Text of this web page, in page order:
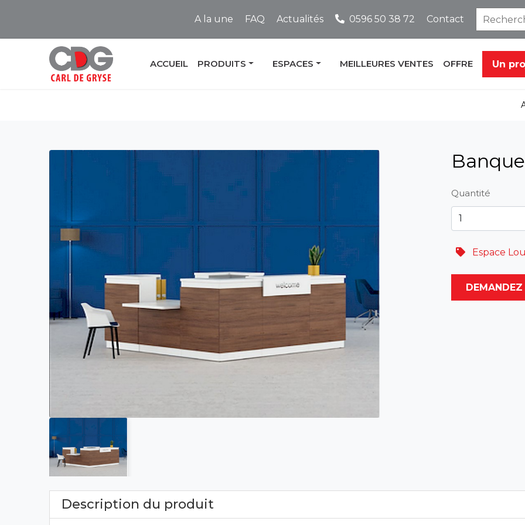
A la une FAQ Actualités 0596 50 38 72 Contact
ACCUEIL PRODUITS ESPACES MEILLEURES VENTES OFFRE Un
Quantité
Espace
DEMANDEZ
Description du produit